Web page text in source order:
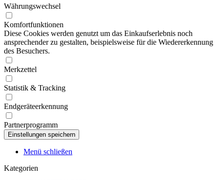
Währungswechsel
Komfortfunktionen
Diese Cookies werden genutzt um das Einkaufserlebnis noch
ansprechender zu gestalten, beispielsweise für die Wiedererkennung
des Besuchers.
Merkzettel
Statistik & Tracking
Endgeräteerkennung
Partnerprogramm
Menü schließen
Kategorien